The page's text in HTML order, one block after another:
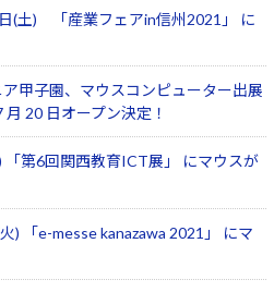
|Copilot+ PC
AIおすすめパソコン
Windows 11|Copilot+ PC
(土) 「産業フェアin信州2021」 に
甲子園、マウスコンピューター出展
20 日オープン決定！
「第6回関西教育ICT展」 にマウスが
) 「e-messe kanazawa 2021」 にマ